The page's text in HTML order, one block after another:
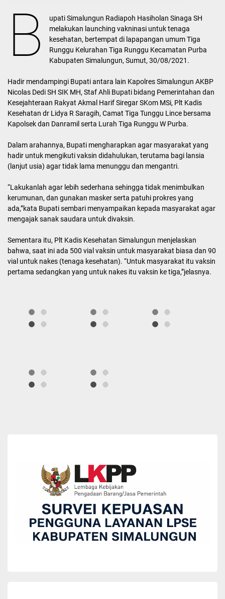
B
upati Simalungun Radiapoh Hasiholan Sinaga SH
melakukan launching vakninasi untuk tenaga
kesehatan, bertempat di lapapangan umum Tiga
Runggu Kelurahan Tiga Runggu Kecamatan Purba
Kabupaten Simalungun, Sumut, 30/08/2021.
Hadir mendampingi Bupati antara lain Kapolres Simalungun AKBP
Nicolas Dedi SH SIK MH, Staf Ahli Bupati bidang Pemerintahan dan
Kesejahteraan Rakyat Akmal Harif Siregar SKom MSi, Plt Kadis
Kesehatan dr Lidya R Saragih, Camat Tiga Tunggu Lince bersama
Kapolsek dan Danramil serta Lurah Tiga Runggu W Purba.
Dalam arahannya, Bupati mengharapkan agar masyarakat yang
hadir untuk mengikuti vaksin didahulukan, terutama bagi lansia
(lanjut usia) agar tidak lama menunggu dan mengantri.
“Lakukanlah agar lebih sederhana sehingga tidak menimbulkan
kerumunan, dan gunakan masker serta patuhi prokres yang
ada,”kata Bupati sembari menyampaikan kepada masyarakat agar
mengajak sanak saudara untuk divaksin.
Sementara itu, Plt Kadis Kesehatan Simalungun menjelaskan
bahwa, saat ini ada 500 vial vaksin untuk masyarakat biasa dan 90
vial untuk nakes (tenaga kesehatan). “Untuk masyarakat itu vaksin
pertama sedangkan yang untuk nakes itu vaksin ke tiga,”jelasnya.